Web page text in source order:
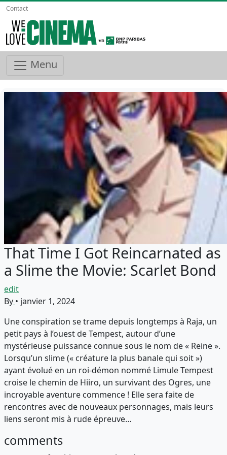
Contact
Menu
That Time I Got Reincarnated as
a Slime the Movie: Scarlet Bond
edit
By • janvier 1, 2024
Une conspiration se trame depuis longtemps à Raja, un
petit pays à l’ouest de Tempest, autour d’une
mystérieuse puissance connue sous le nom de « Reine ».
Lorsqu’un slime (« créature la plus banale qui soit »)
ayant évolué en un roi-démon nommé Limule Tempest
croise le chemin de Hiiro, un survivant des Ogres, une
incroyable aventure commence ! Elle sera faite de
rencontres avec de nouveaux personnages, mais leurs
liens seront mis à rude épreuve…
comments